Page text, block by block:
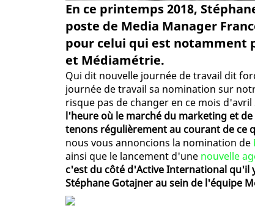
En ce printemps 2018,
poste de Media Manager
pour celui qui est notamment
et Médiamétrie.
Qui dit nouvelle journée de travail dit
journée de travail sa nomination sur
risque pas de changer en ce mois
l'heure où le marché du marketing et
tenons régulièrement au courant de ce
nous vous annoncions la nomination de
ainsi que le lancement d'une nouvelle
c'est du côté d'Active International qu'il
Stéphane Gotajner au sein de l'équipe